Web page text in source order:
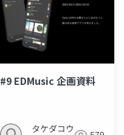
#9 EDMusic 企画資料
タケダコウ